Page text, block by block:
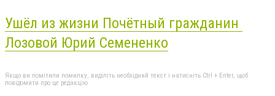
Ушёл из жизни Почётный гражданин
Лозовой Юрий Семененко
Якщо ви помітили помилку, виділіть необхідний текст і натисніть Ctrl + Enter, щоб
повідомити про це редакцію